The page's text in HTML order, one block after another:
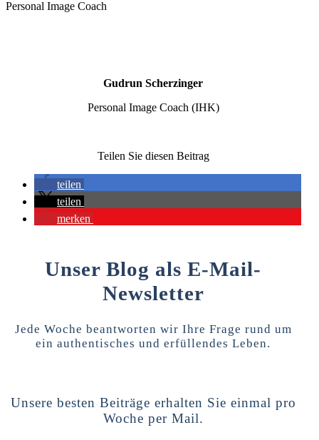
Personal Image Coach
Gudrun Scherzinger
Personal Image Coach (IHK)
Teilen Sie diesen Beitrag
teilen
teilen
merken
Unser Blog als E-Mail-
Newsletter
Jede Woche beantworten wir Ihre Frage rund um
ein authentisches und erfüllendes Leben.
Unsere besten Beiträge erhalten Sie einmal pro
Woche per Mail.